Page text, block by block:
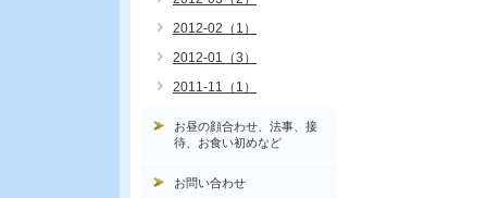
2012-02（1）
2012-01（3）
2011-11（1）
お昼の顔合わせ、法事、接
待、お食い初めなど
お問い合わせ